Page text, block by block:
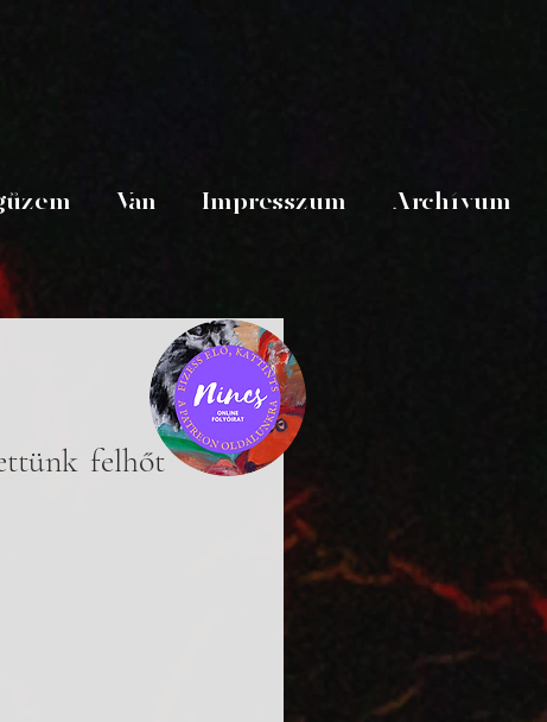
Van Impresszum Archívum
felhőt